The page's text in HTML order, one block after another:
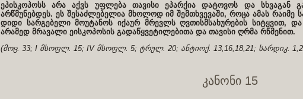
ეპისკოპოსს არა აქვს უფლება თავისი ეპარქია დატოვოს და სხვაგან
არწმუნებდეს. ეს შესაძლებელია მხოლოდ იმ შემთხვევაში, როცა ამას რაიმე
დიდი სარგებელი მოუტანოს იქაურ მრევლს ღვთისმსახურების სიტყვით,
არამედ მრავალი ეისკოპოსის გადაწყვეტილებითა და თავისი ღრმა რწმენით.
(მოც. 33; I მსოფლ. 15; IV მსოფლ. 5; ტრულ. 20; ანტიოქ. 13,16,18,21; სარდიკ.
კანონი 15